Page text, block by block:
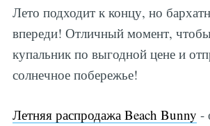
Лето подходит к концу, но
впереди! Отличный момент,
купальник по выгодной цене и
солнечное побережье!
Летняя распродажа Beach Bunny -